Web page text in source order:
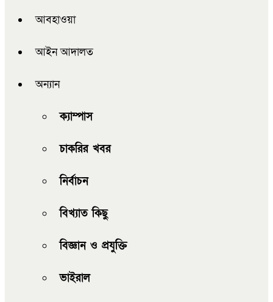
আবহাওয়া
আইন আদালত
অন্যান
ক্যাম্পাস
চাকরির খবর
নির্বাচন
বিখ্যাত কিছু
বিজ্ঞান ও প্রযুক্তি
ভাইরাল